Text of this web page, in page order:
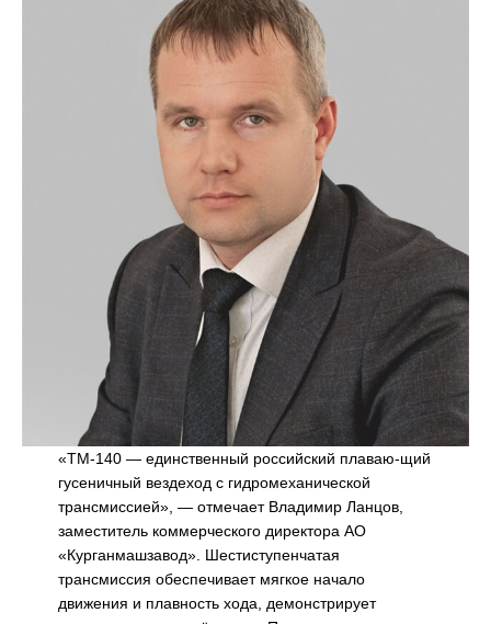
«ТМ-140 — единственный российский плаваю-щий
гусеничный вездеход с гидромеханической
трансмиссией», — отмечает Владимир Ланцов,
заместитель коммерческого директора АО
«Курганмашзавод». Шестиступенчатая
трансмиссия обеспечивает мягкое начало
движения и плавность хода, демонстрирует